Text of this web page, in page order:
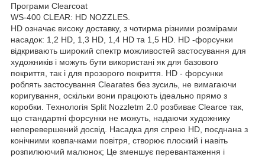
Програми Clearcoat
WS-400 CLEAR: HD NOZZLES.
HD означає високу доставку, з чотирма різними розмірами
насадок: 1,2 HD, 1,3 HD, 1,4 HD та 1,5 HD. HD -форсунки
відкривають широкий спектр можливостей застосування для
художників і можуть бути використані як для базового
покриття, так і для прозорого покриття. HD - форсунки
роблять застосування Clearates без зусиль, не вимагаючи
коригування, оскільки вони працюють ідеально прямо з
коробки. Технологія Split Nozzletm 2.0 розбиває Clearce так,
що стандартні форсунки не можуть, надаючи художнику
неперевершений досвід. Насадка для спрею HD, поєднана з
конічними ковпачками повітря, створює плоский і навіть
розпилюючий малюнок; Це зменшує перевантаження і